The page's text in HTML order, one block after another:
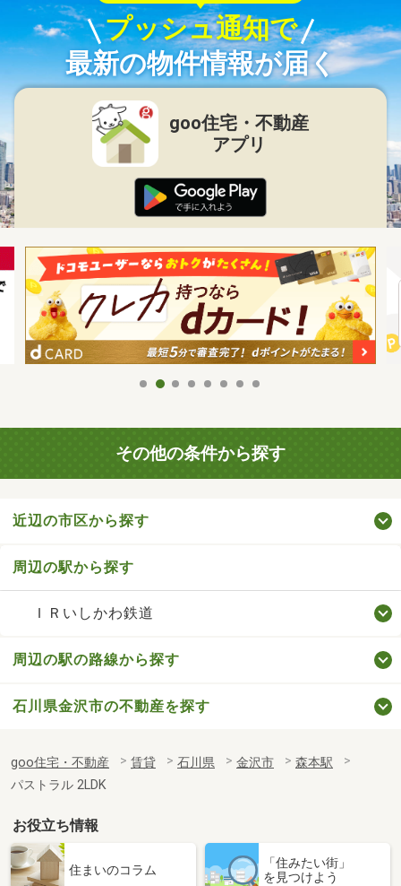
プッシュ通知で
最新の物件情報が届く
goo住宅・不動産
アプリ
その他の条件から探す
近辺の市区から探す
周辺の駅から探す
ＩＲいしかわ鉄道
周辺の駅の路線から探す
石川県金沢市の不動産を探す
goo住宅・不動産 賃貸 石川県 金沢市
森本駅
パストラル 2LDK
お役立ち情報
住まいのコラム
「住みたい街」
を見つけよう